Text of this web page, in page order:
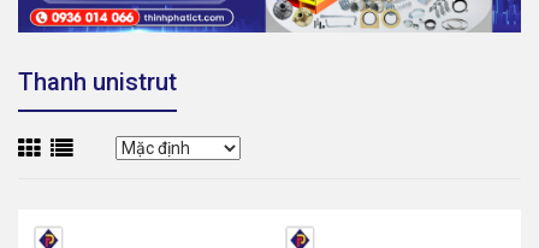
Thanh unistrut